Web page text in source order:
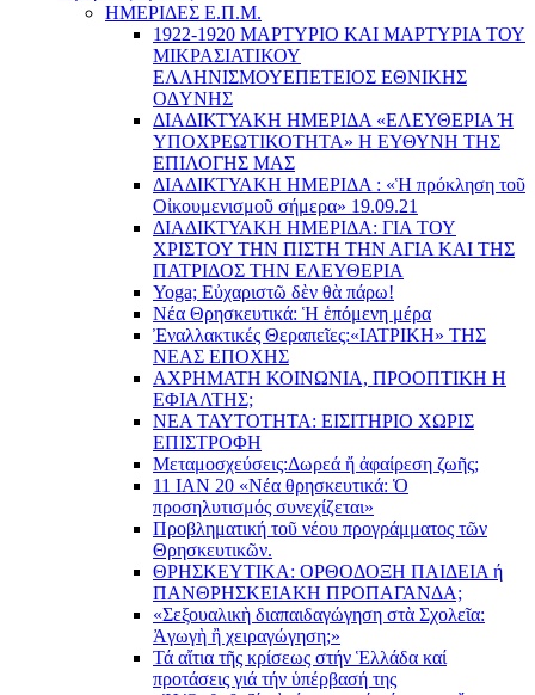
ΗΜΕΡΙΔΕΣ Ε.Π.Μ.
1922-1920 ΜΑΡΤΥΡΙΟ ΚΑI ΜΑΡΤΥΡIΑ ΤΟΥ
ΜΙΚΡΑΣΙΑΤΙΚΟΥ
EΛΛΗΝΙΣΜΟΥEΠEΤΕΙΟΣ EΘΝΙΚHΣ
O∆YΝΗΣ
ΔΙΑΔΙΚΤΥΑΚΗ ΗΜΕΡΙΔΑ «EΛΕΥΘΕΡΙΑ Ή
YΠΟΧΡΕΩΤΙΚΟΤΗΤΑ» Η ΕΥΘΥΝΗ ΤΗΣ
EΠΙΛΟΓΗΣ ΜΑΣ
ΔΙΑΔΙΚΤΥΑΚΗ ΗΜΕΡΙΔΑ : «Ἡ πρόκληση τοῦ
Οἰκουμενισμοῦ σήμερα» 19.09.21
ΔΙΑΔΙΚΤΥΑΚΗ ΗΜΕΡΙΔΑ: ΓΙΑ ΤΟΥ
ΧΡΙΣΤΟΥ ΤΗΝ ΠΙΣΤΗ ΤΗΝ ΑΓΙΑ ΚΑΙ ΤΗΣ
ΠΑΤΡΙΔΟΣ ΤΗΝ ΕΛΕΥΘΕΡΙΑ
Yoga; Εὐχαριστῶ δὲν θὰ πάρω!
Νέα Θρησκευτικά: Ἡ ἑπόμενη μέρα
Ἐναλλακτικές Θεραπεῖες:«ΙΑΤΡΙΚΗ» ΤΗΣ
ΝΕΑΣ ΕΠΟΧΗΣ
ΑΧΡΗΜΑΤΗ ΚΟΙΝΩΝΙΑ, ΠΡΟΟΠΤΙΚΗ Η
ΕΦΙΑΛΤΗΣ;
ΝΕΑ ΤΑΥΤΟΤΗΤΑ: ΕΙΣΙΤΗΡΙΟ ΧΩΡΙΣ
ΕΠΙΣΤΡΟΦΗ
Μεταμοσχεύσεις:Δωρεά ἤ ἀφαίρεση ζωῆς;
11 ΙΑΝ 20 «Νέα θρησκευτικά: Ὁ
προσηλυτισμός συνεχίζεται»
Προβληματική τοῦ νέου προγράμματος τῶν
Θρησκευτικῶν.
ΘΡΗΣΚΕΥΤΙΚΑ: ΟΡΘΟΔΟΞΗ ΠΑΙΔΕΙΑ ή
ΠΑΝΘΡΗΣΚΕΙΑΚΗ ΠΡΟΠΑΓΑΝΔΑ;
«Σεξουαλικὴ διαπαιδαγώγηση στὰ Σχολεῖα:
Ἀγωγὴ ἢ χειραγώγηση;»
Τά αἴτια τῆς κρίσεως στήν Ἑλλάδα καί
προτάσεις γιά τήν ὑπέρβασή της